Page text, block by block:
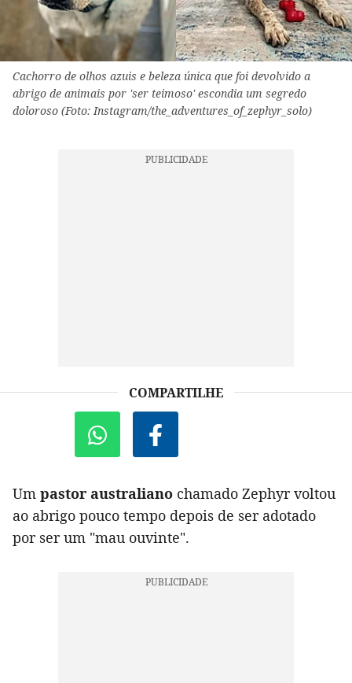
Cachorro de olhos azuis e beleza única que foi devolvido a
abrigo de animais por 'ser teimoso' escondia um segredo
doloroso (Foto: Instagram/the_adventures_of_zephyr_solo)
COMPARTILHE
Um pastor australiano chamado Zephyr voltou
ao abrigo pouco tempo depois de ser adotado
por ser um "mau ouvinte".